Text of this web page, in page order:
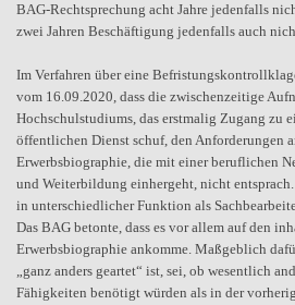
BAG-Rechtsprechung acht Jahre jedenfalls
zwei Jahren Beschäftigung jedenfalls auch
Im Verfahren über eine
vom 16.09.2020, dass die zwischenzeitige
Hochschulstudiums, das erstmalig Zugang zu
öffentlichen Dienst schuf, den Anforderungen
Erwerbsbiographie, die mit einer beruflichen
und Weiterbildung einhergeht, nicht
in unterschiedlicher Funktion als
Das BAG betonte, dass es vor allem auf den
Erwerbsbiographie ankomme. Maßgeblich
„ganz anders geartet“ ist, sei, ob wesentlich
Fähigkeiten benötigt würden als in der